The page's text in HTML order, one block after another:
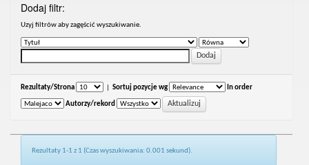
Dodaj filtr:
Uzyj filtrów aby zagęścić wyszukiwanie.
Rezultaty/Strona Sortuj pozycje wg In order
Autorzy/rekord
Rezultaty 1-1 z 1 (Czas wyszukiwania: 0.001 sekund).